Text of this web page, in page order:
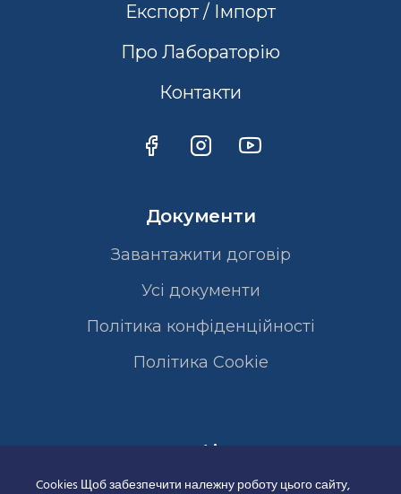
Експорт / Імпорт
Про Лабораторію
Контакти
Документи
Завантажити договір
Усі документи
Політика конфіденційності
Полiтика Cookie
Сертифікати
Cookies Щоб забезпечити належну роботу цього сайту,